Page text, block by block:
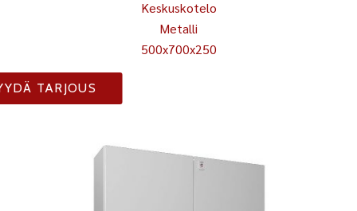
Keskuskotelo
Metalli
500x700x250
TARJOUS